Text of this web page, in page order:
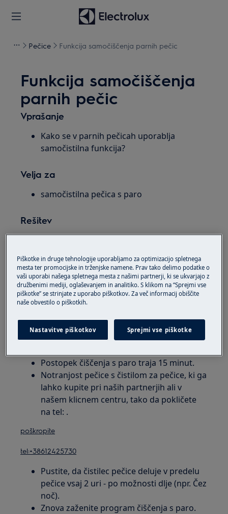
Pečice Funkcija samočiščenja parnih pečic
Funkcija samočiščenja
parnih pečic
Vprašanje
Kako se v parnih pečicah uporablja
samočistilna funkcija?
Velja za
samočistilna pečica s paro
Rešitev
1. Navodila za čiščenje kombiniranih parnih
peči z vidnim generatorjem pare na dnu
pečice:
Pomembno:Popolnoma se ohladi pečico pred
začetkom programa. Če je pečica vroča, para ne
deluje tako hitro.
Postopek čiščenja s paro traja 15 minut.
Notranjost pečice s čistilom za pečice, ki ga
lahko kupite pri naših partnerjih ali v
našem klicnem centru, tako da pokličete
na tel: .
poškropite
tel:+38612425730
Pustite, da čistilec pečice deluje v predelu
pečice vsaj 2 uri - po možnosti dlje (npr. Čez
noč).
Znova zaženite program čiščenja s paro.
Piškotke in druge tehnologije uporabljamo za optimizacijo spletnega
mesta ter promocijske in trženjske namene. Prav tako delimo podatke o
vaši uporabi našega spletnega mesta z našimi partnerji, ki se ukvarjajo z
družbenimi mediji, oglaševanjem in analitiko. S klikom na “Sprejmi vse
piškotke” se strinjate z uporabo piškotkov. Za več informacij obiščite
naše obvestilo o piškotkih.
Nastavitve piškotkov Sprejmi vse piškotke